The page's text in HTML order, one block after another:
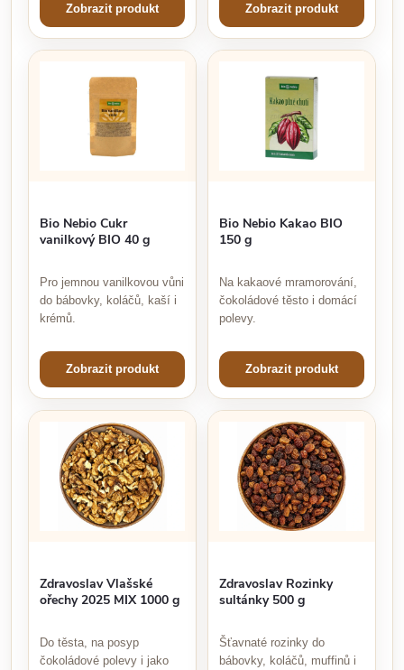
Zobrazit produkt Zobrazit produkt
Bio Nebio Cukr
vanilkový BIO 40 g
Pro jemnou vanilkovou vůni
do bábovky, koláčů, kaší i
krémů.
Zobrazit produkt
Bio Nebio Kakao BIO
150 g
Na kakaové mramorování,
čokoládové těsto i domácí
polevy.
Zobrazit produkt
Zdravoslav Vlašské
ořechy 2025 MIX 1000 g
Do těsta, na posyp
čokoládové polevy i jako
Zdravoslav Rozinky
sultánky 500 g
Šťavnaté rozinky do
bábovky, koláčů, muffinů i